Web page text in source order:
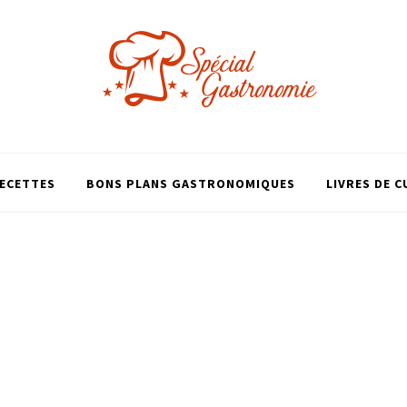
BONS PLANS GASTRONOMIQUES LIVRES DE